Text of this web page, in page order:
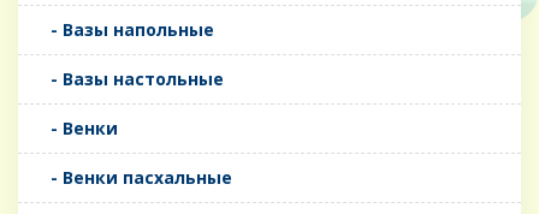
- Вазы напольные
- Вазы настольные
- Венки
- Венки пасхальные